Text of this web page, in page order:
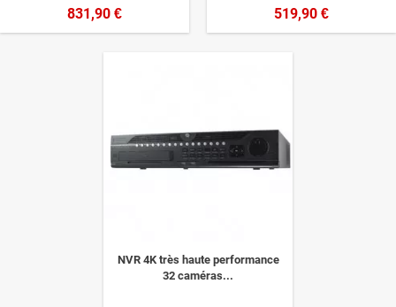
831,90 € 519,90 €
NVR 4K très haute performance
32 caméras...